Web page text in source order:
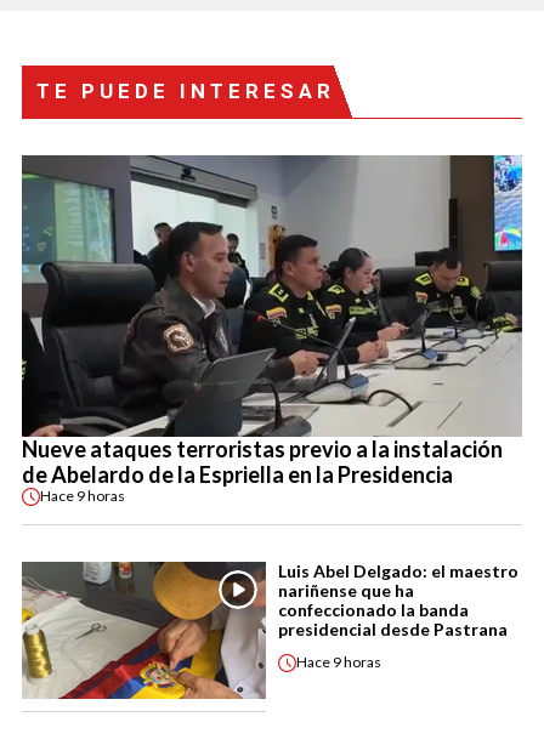
TE PUEDE INTERESAR
Nueve ataques terroristas previo a la instalación
de Abelardo de la Espriella en la Presidencia
Hace 9 horas
Luis Abel Delgado: el maestro
nariñense que ha
confeccionado la banda
presidencial desde Pastrana
Hace 9 horas